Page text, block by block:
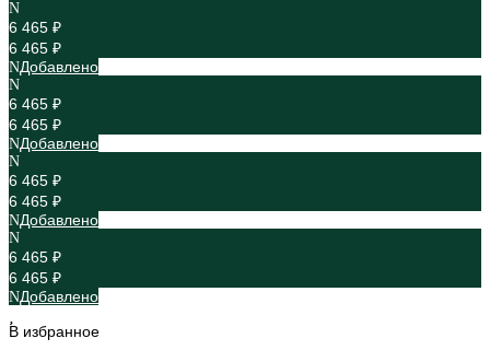
6 465 ₽
6 465 ₽
Добавлено
6 465 ₽
6 465 ₽
Добавлено
6 465 ₽
6 465 ₽
Добавлено
6 465 ₽
6 465 ₽
Добавлено
В избранное